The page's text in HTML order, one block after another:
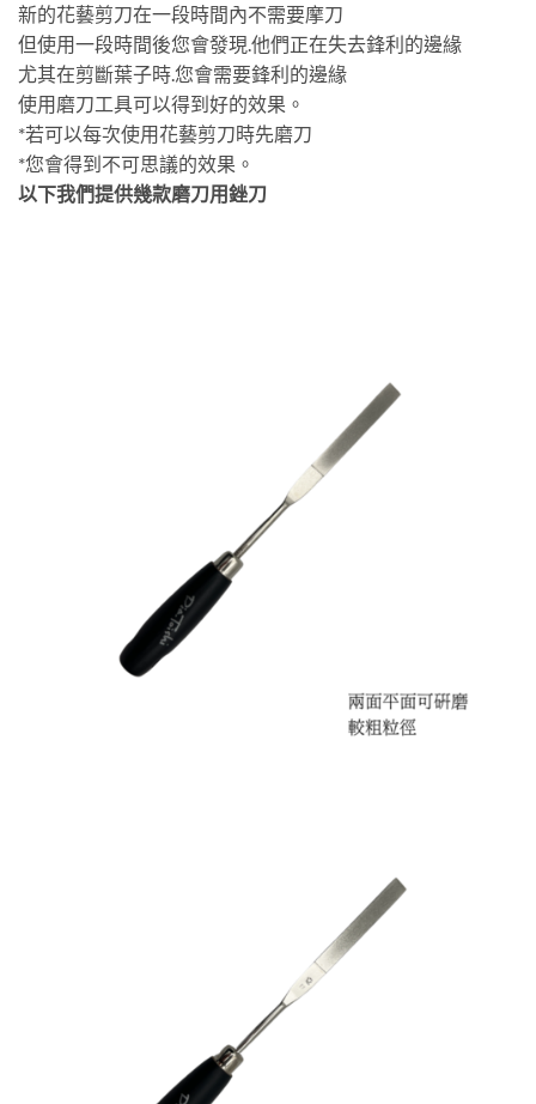
新的花藝剪刀在一段時間內不需要摩刀
但使用一段時間後您會發現.他們正在失去鋒利的邊緣
尤其在剪斷葉子時.您會需要鋒利的邊緣
使用磨刀工具可以得到好的效果。
*若可以每次使用花藝剪刀時先磨刀
*您會得到不可思議的效果。
以下我們提供幾款磨刀用銼刀